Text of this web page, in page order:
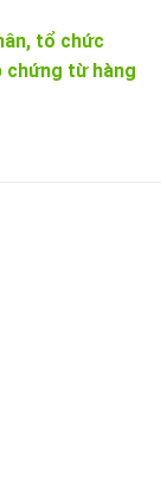
tổ chức
chứng từ hàng